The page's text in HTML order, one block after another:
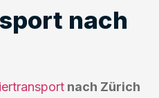
nach
nach Zürich